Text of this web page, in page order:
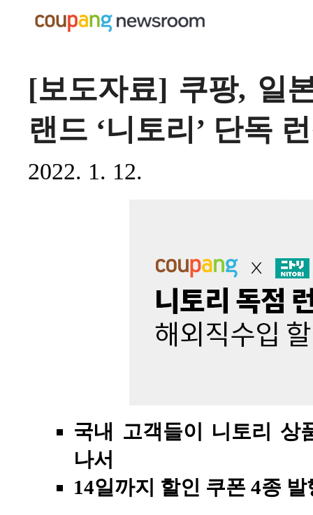
[보도자료] 쿠팡, 일
랜드 ‘니토리’ 단독
2022. 1. 12.
국내 고객들이 니토리 상
나서
14일까지 할인 쿠폰 4종